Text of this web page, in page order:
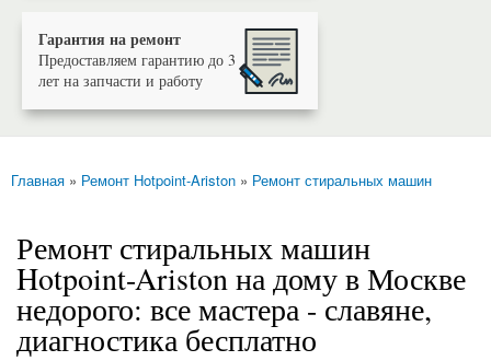
Гарантия на ремонт
Предоставляем гарантию до 3
лет на запчасти и работу
Вы здесь
Главная » Ремонт Hotpoint-Ariston » Ремонт стиральных машин
Ремонт стиральных машин
Hotpoint-Ariston на дому в Москве
недорого: все мастера - славяне,
диагностика бесплатно